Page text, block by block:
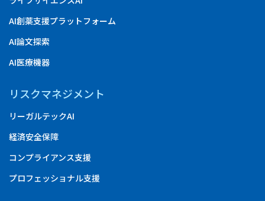
AI創薬支援プラットフォーム
AI論文探索
AI医療機器
リスクマネジメント
リーガルテックAI
経済安全保障
コンプライアンス支援
プロフェッショナル支援